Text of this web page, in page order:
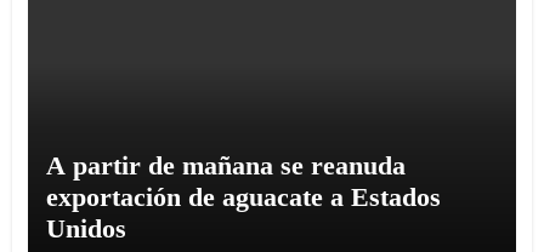
A partir de mañana se reanuda
exportación de aguacate a Estados
Unidos